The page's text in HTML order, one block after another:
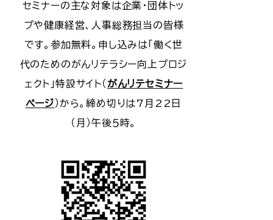
セミナーの主な対象は企業・団体トッ
プや健康経営、人事総務担当の皆様
です。参加無料。申し込みは「働く世
代のためのがんリテラシー向上プロジ
ェクト」特設サイト（ がんリテセミナー
ページ ）から。締め切りは7月22日
（月）午後５時。